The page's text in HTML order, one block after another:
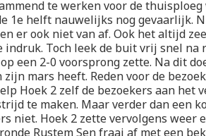
te werken voor de
1e helft nauwelijks nog gevaarlijk.
er ook niet van af. Ook het altijd
indruk. Toch leek de buit vrij snel na
een 2-0 voorsprong zette. Na dit
mars heeft. Reden voor de
Hoek 2 zelf de bezoekers aan het
te maken. Maar verder dan een
niet. Hoek 2 zette vervolgens weer
Rustem Sen fraai af met een